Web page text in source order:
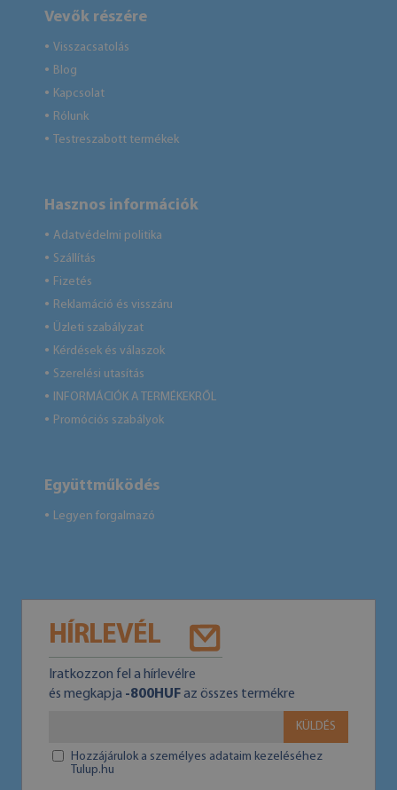
Vevők részére
● Visszacsatolás
● Blog
● Kapcsolat
● Rólunk
● Testreszabott termékek
Hasznos információk
● Adatvédelmi politika
● Szállítás
● Fizetés
● Reklamáció és visszáru
● Üzleti szabályzat
● Kérdések és válaszok
● Szerelési utasítás
● INFORMÁCIÓK A TERMÉKEKRŐL
● Promóciós szabályok
Együttműködés
● Legyen forgalmazó
HÍRLEVÉL
Iratkozzon fel a hírlevélre
és megkapja -800HUFaz összes termékre
KÜLDÉS
Hozzájárulok a személyes adataim kezeléséhez
Tulup.hu